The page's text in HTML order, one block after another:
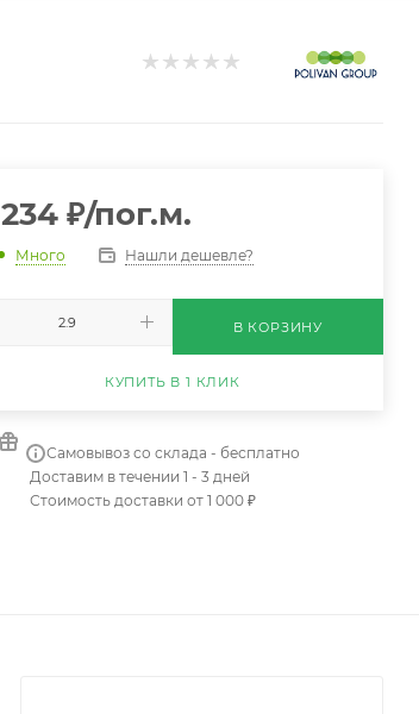
234₽/пог.м.
Много Нашли дешевле?
В КОРЗИНУ
КУПИТЬ В 1 КЛИК
Самовывоз со склада - бесплатно
Доставим в течении 1 - 3 дней
Стоимость доставки от 1 000 ₽